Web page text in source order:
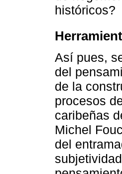
históricos?
Así pues,
del
de la
procesos
caribeñas
Michel
del